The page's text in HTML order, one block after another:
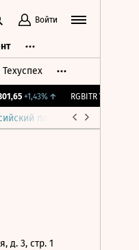
Войти
Техуспех
+1,43%↑ RGBITR 776,27
парламент
д. 3, стр. 1